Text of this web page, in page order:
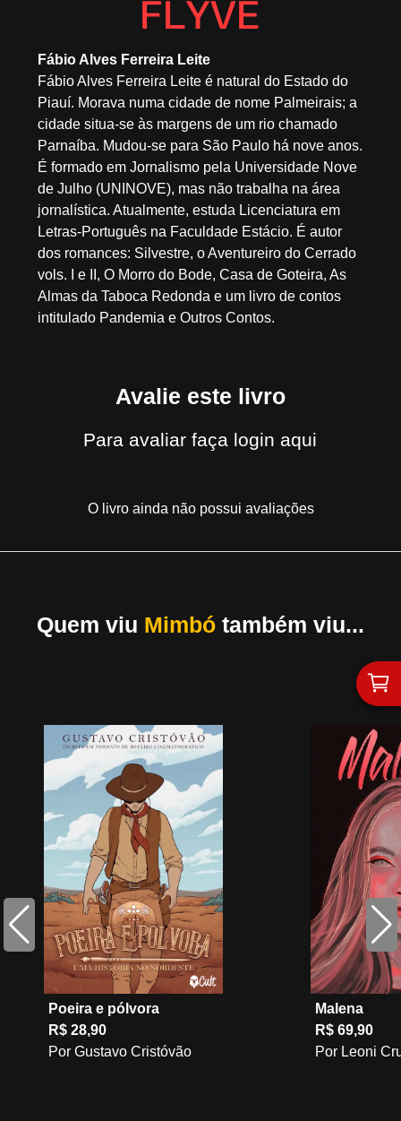
Fábio Alves Ferreira Leite
Fábio Alves Ferreira Leite é natural do Estado do
Piauí. Morava numa cidade de nome Palmeirais; a
cidade situa-se às margens de um rio chamado
Parnaíba. Mudou-se para São Paulo há nove anos.
É formado em Jornalismo pela Universidade Nove
de Julho (UNINOVE), mas não trabalha na área
jornalística. Atualmente, estuda Licenciatura em
Letras-Português na Faculdade Estácio. É autor
dos romances: Silvestre, o Aventureiro do Cerrado
vols. I e II, O Morro do Bode, Casa de Goteira, As
Almas da Taboca Redonda e um livro de contos
intitulado Pandemia e Outros Contos.
Avalie este livro
Para avaliarfaça login aqui
O livro ainda não possui avaliações
Quem viu Mimbó também viu...
Poeira e pólvora
R$ 28,90
Por Gustavo Cristóvão
Malena
R$ 69,90
Por Leoni